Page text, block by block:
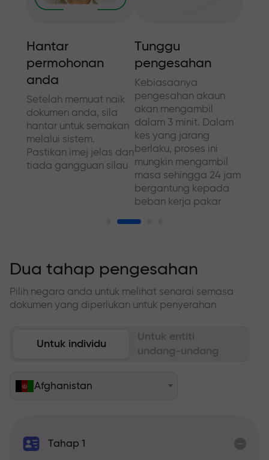
Hantar
permohonan
anda
Setelah memuat naik
dokumen anda, sila
hantar untuk semakan
melalui sistem.
Pastikan imej jelas dan
tiada gangguan silau
Tunggu
pengesahan
Kebiasaanya
pengesahan akaun
akan mengambil
dalam 3 minit. Dalam
kes yang jarang
berlaku, proses ini
mungkin mengambil
masa sehingga 24 jam
bergantung kepada
beban kerja pakar
Dua tahap pengesahan
Pilih negara anda untuk melihat senarai semasa
dokumen yang diperlukan untuk penyerahan
Untuk individu
Untuk entiti
undang-undang
Afghanistan
Tahap 1